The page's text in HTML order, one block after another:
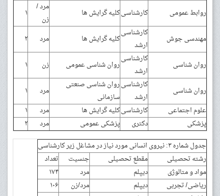
روابط عمومی کارشناسیکلیه گرایش ها
مرد /
زن
۱
مهندسی جوش
کارشناسی
ارشد
کلیه گرایش ها مرد ۲
روان شناسی
کارشناسی
ارشد
روان شناسی عمومی زن ۱
روان شناسی
کارشناسی
ارشد
روان شناسی صنعتی
سازمانی
مرد
۱
علوم اجتماعی
کارشناسیکلیه گرایش ها مرد
۱
پزشکی
دکتری پزشکی عمومی مرد
۲
جدول شماره ۳: نیروی انسانی مورد نیاز در مشاغل زیر کارشناسی
رشته تحصیلی
مقطع تحصیلی جنسیت
تعداد
مواد و متالوژی
دیپلم مرد
۱۷۴
ریاضی/ تجربی
دیپلم مرد/زن
۱۰۶